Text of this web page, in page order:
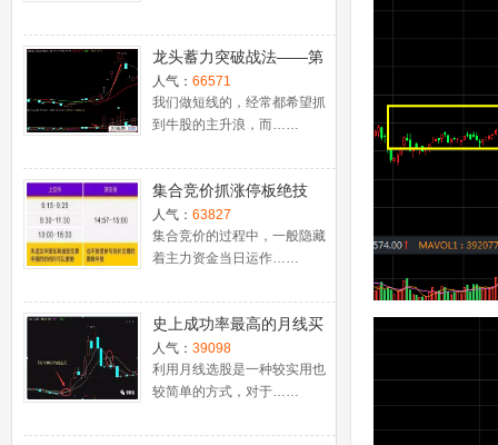
龙头蓄力突破战法——第
一时间介入牛股主升浪捕
捉涨停板的技巧（图解）
人气： 66571
我们做短线的，经常都希望抓
到牛股的主升浪，而……
集合竞价抓涨停板绝技
（附公式源码）
人气： 63827
集合竞价的过程中，一般隐藏
着主力资金当日运作……
史上成功率最高的月线买
入法，精准高效筛选暴涨
牛股，堪称选股法宝！
人气： 39098
利用月线选股是一种较实用也
较简单的方式，对于……